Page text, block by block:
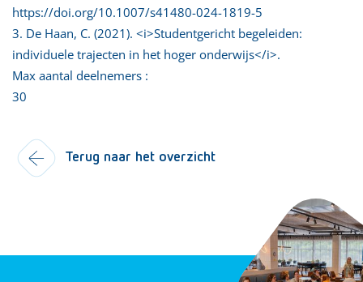
https://doi.org/10.1007/s41480-024-1819-5
3. De Haan, C. (2021). <i>Studentgericht begeleiden:
individuele trajecten in het hoger onderwijs</i>.
Max aantal deelnemers :
30
Terug naar het overzicht